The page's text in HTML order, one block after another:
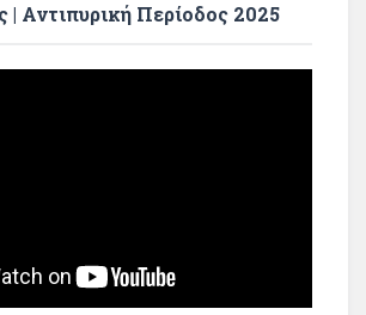
| Αντιπυρική Περίοδος 2025